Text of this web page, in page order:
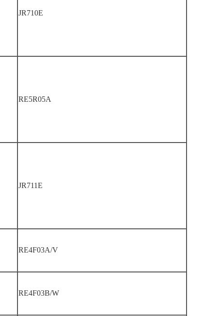
JR710E
RE5R05A
JR711E
RE4F03A/V
RE4F03B/W